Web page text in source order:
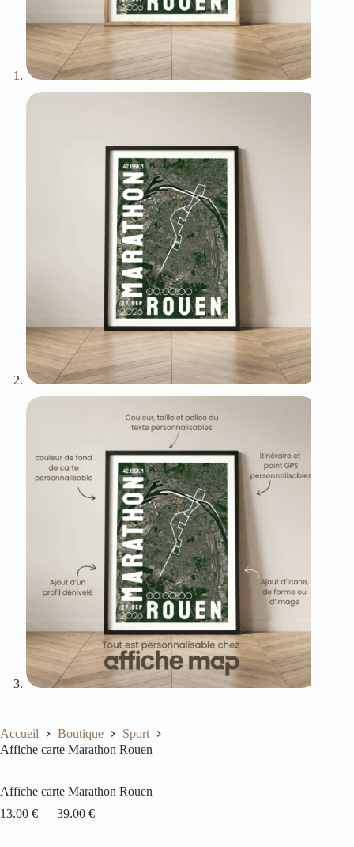
Accueil Boutique
Sport
Affiche carte Marathon Rouen
Affiche carte Marathon Rouen
13.00 € – 39.00 €